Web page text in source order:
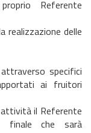
Referente
realizzazione delle
specifici
ai fruitori
attività il Referente
finale che sarà